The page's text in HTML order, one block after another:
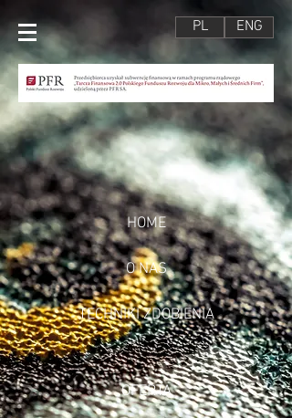
PL ENG
HOME
O NAS
TECHNIKI ZDOBIENIA
OFERTA